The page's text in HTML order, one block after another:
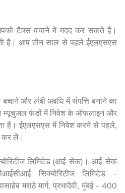
टैक्स बचाने में मदद कर सकते हैं।
है। आप तीन साल से पहले ईएलएसएस
और लंबी अवधि में संपत्ति बनाने का
म्यूचुअल फंडों में निवेश के ऑफलाइन और
है। ईएलएसएस में निवेश करने से पहले,
कर लें।
लिमिटेड (आई-सेक)। आई-सेक
सिक्योरिटीज लिमिटेड -
मराठे मार्ग, प्रभादेवी, मुंबई - 400